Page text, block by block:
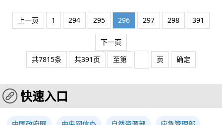
上一页 1 294 295 296 297 298 391
下一页
共7815条
共391页 至第 页 确定
快速入口